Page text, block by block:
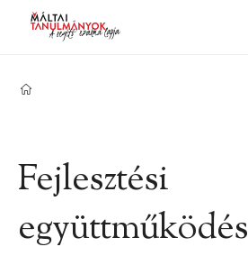
Fejlesztési
együttműködés